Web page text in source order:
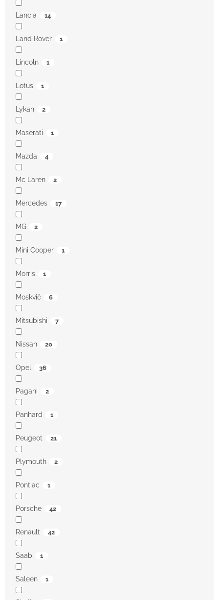
Lancia 14
Land Rover 1
Lincoln 1
Lotus 1
Lykan 2
Maserati 1
Mazda 4
Mc Laren 2
Mercedes 17
MG 2
Mini Cooper 1
Morris 1
Moskvič 6
Mitsubishi 7
Nissan 20
Opel 36
Pagani 2
Panhard 1
Peugeot 21
Plymouth 2
Pontiac 1
Porsche 42
Renault 42
Saab 1
Saleen 1